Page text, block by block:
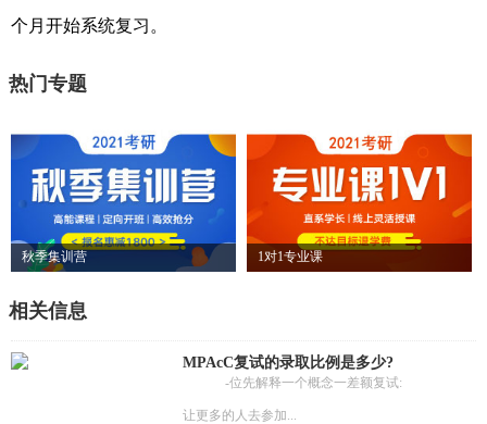
个月开始系统复习。
热门专题
秋季集训营 1对1专业课
相关信息
MPAcC复试的录取比例是多少?
-位先解释一个概念一差额复试:
让更多的人去参加...